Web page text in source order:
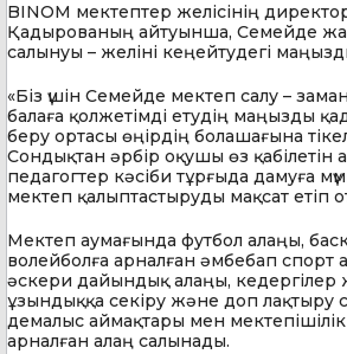
BINOM мектептер желісінің
Қадырованың айтуынша, Семейде
салынуы – желіні кеңейтудегі
«Біз үшін Семейде мектеп салу –
балаға қолжетімді етудің маңызды
беру ортасы өңірдің болашағына
Сондықтан әрбір оқушы өз қабілетін
педагогтер кәсіби тұрғыда дамуға
мектеп қалыптастыруды мақсат етіп
Мектеп аумағында футбол алаңы,
волейболға арналған әмбебап спорт
әскери дайындық алаңы, кедергілер
ұзындыққа секіру және доп лақтыру
демалыс аймақтары мен
арналған алаң салынады.